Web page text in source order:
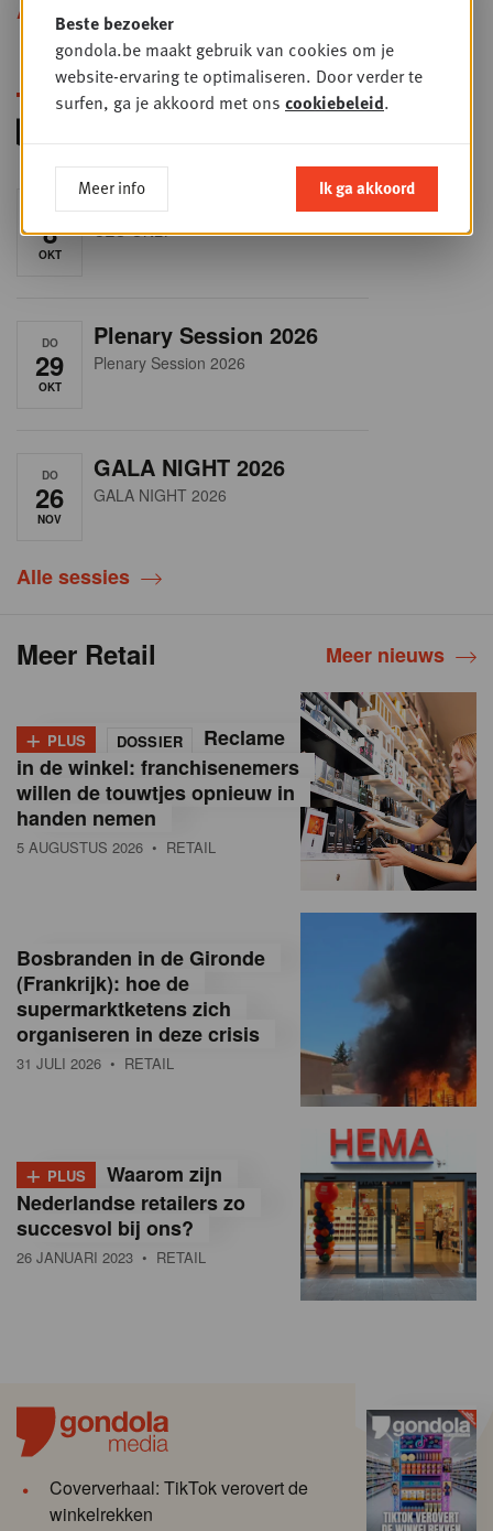
Alle opleidingen
DO
8
OKT
RET-TALK
CEO ONLY
DO
29
OKT
Plenary Session 2026
Plenary Session 2026
DO
26
NOV
GALA NIGHT 2026
GALA NIGHT 2026
Alle sessies
Meer Retail Meer nieuws
+ PLUS DOSSIER
Reclame
in de winkel: franchisenemers
willen de touwtjes opnieuw in
handen nemen
5 AUGUSTUS 2026 • RETAIL
Bosbranden in de Gironde
(Frankrijk): hoe de
supermarktketens zich
organiseren in deze crisis
31 JULI 2026 • RETAIL
+ PLUS
Waarom zijn
Nederlandse retailers zo
succesvol bij ons?
26 JANUARI 2023 • RETAIL
Coververhaal: TikTok verovert de
winkelrekken
Beste bezoeker
gondola.be maakt gebruik van cookies om je
website-ervaring te optimaliseren. Door verder te
surfen, ga je akkoord met ons cookiebeleid.
Meer info Ik ga akkoord